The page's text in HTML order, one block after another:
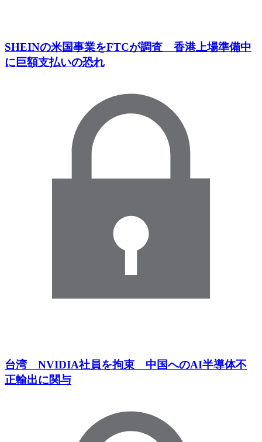
SHEINの米国事業をFTCが調査 香港上場準備中
に巨額支払いの恐れ
台湾 NVIDIA社員を拘束 中国へのAI半導体不
正輸出に関与